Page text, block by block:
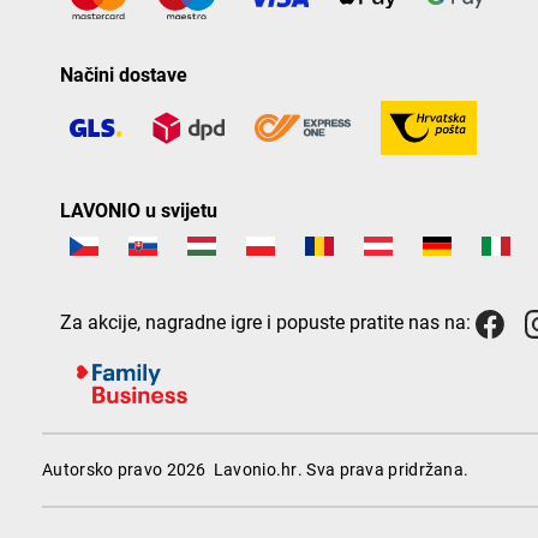
Načini dostave
LAVONIO u svijetu
Za akcije, nagradne igre i popuste pratite nas na:
Autorsko pravo 2026 Lavonio.hr. Sva prava pridržana.